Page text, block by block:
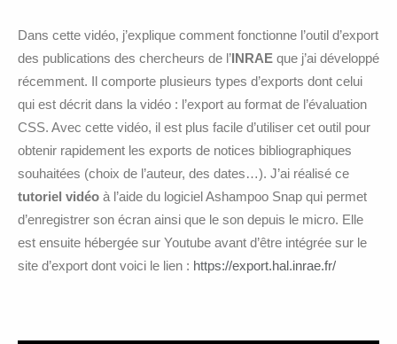
Dans cette vidéo, j’explique comment fonctionne l’outil d’export
des publications des chercheurs de l’INRAE que j’ai développé
récemment. Il comporte plusieurs types d’exports dont celui
qui est décrit dans la vidéo : l’export au format de l’évaluation
CSS. Avec cette vidéo, il est plus facile d’utiliser cet outil pour
obtenir rapidement les exports de notices bibliographiques
souhaitées (choix de l’auteur, des dates…). J’ai réalisé ce
tutoriel vidéo à l’aide du logiciel Ashampoo Snap qui permet
d’enregistrer son écran ainsi que le son depuis le micro. Elle
est ensuite hébergée sur Youtube avant d’être intégrée sur le
site d’export dont voici le lien : https://export.hal.inrae.fr/